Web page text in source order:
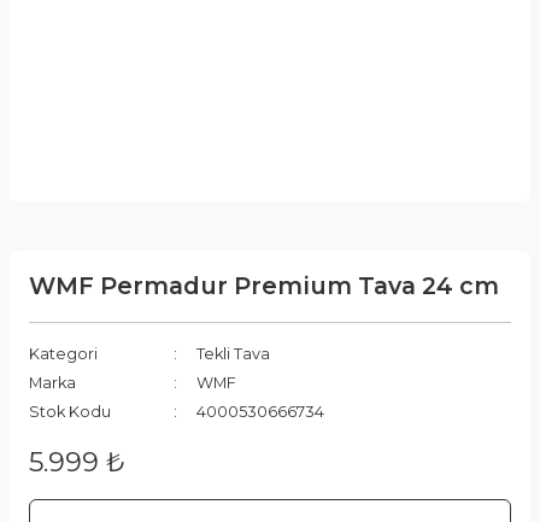
WMF Permadur Premium Tava 24 cm
Kategori
Tekli Tava
Marka
WMF
Stok Kodu
4000530666734
5.999 ₺